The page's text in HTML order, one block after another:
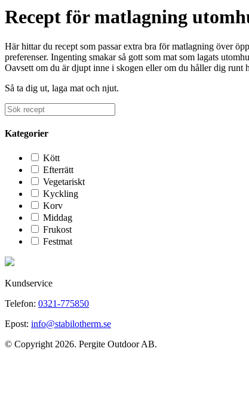
Recept för matlagning
Här hittar du recept som passar extra bra för matlagning över
preferenser. Ingenting smakar så gott som mat som lagats
Oavsett om du är djupt inne i skogen eller om du håller dig runt
Så ta dig ut, laga mat och njut.
Kategorier
Kött
Efterrätt
Vegetariskt
Kyckling
Korv
Middag
Frukost
Festmat
Kundservice
Telefon: 0321-775850
Epost: info@stabilotherm.se
© Copyright 2026. Pergite Outdoor AB.